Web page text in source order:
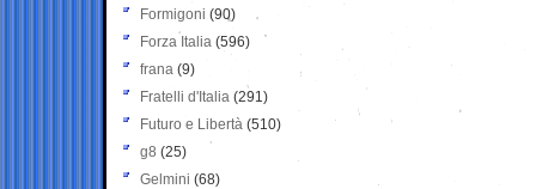
Formigoni (90)
Forza Italia (596)
frana (9)
Fratelli d'Italia (291)
Futuro e Libertà (510)
g8 (25)
Gelmini (68)